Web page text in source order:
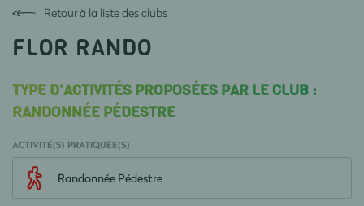
Retour à la liste des clubs
FLOR RANDO
TYPE D'ACTIVITÉS PROPOSÉES PAR LE CLUB :
RANDONNÉE PÉDESTRE
ACTIVITÉ(S) PRATIQUÉE(S)
Randonnée Pédestre